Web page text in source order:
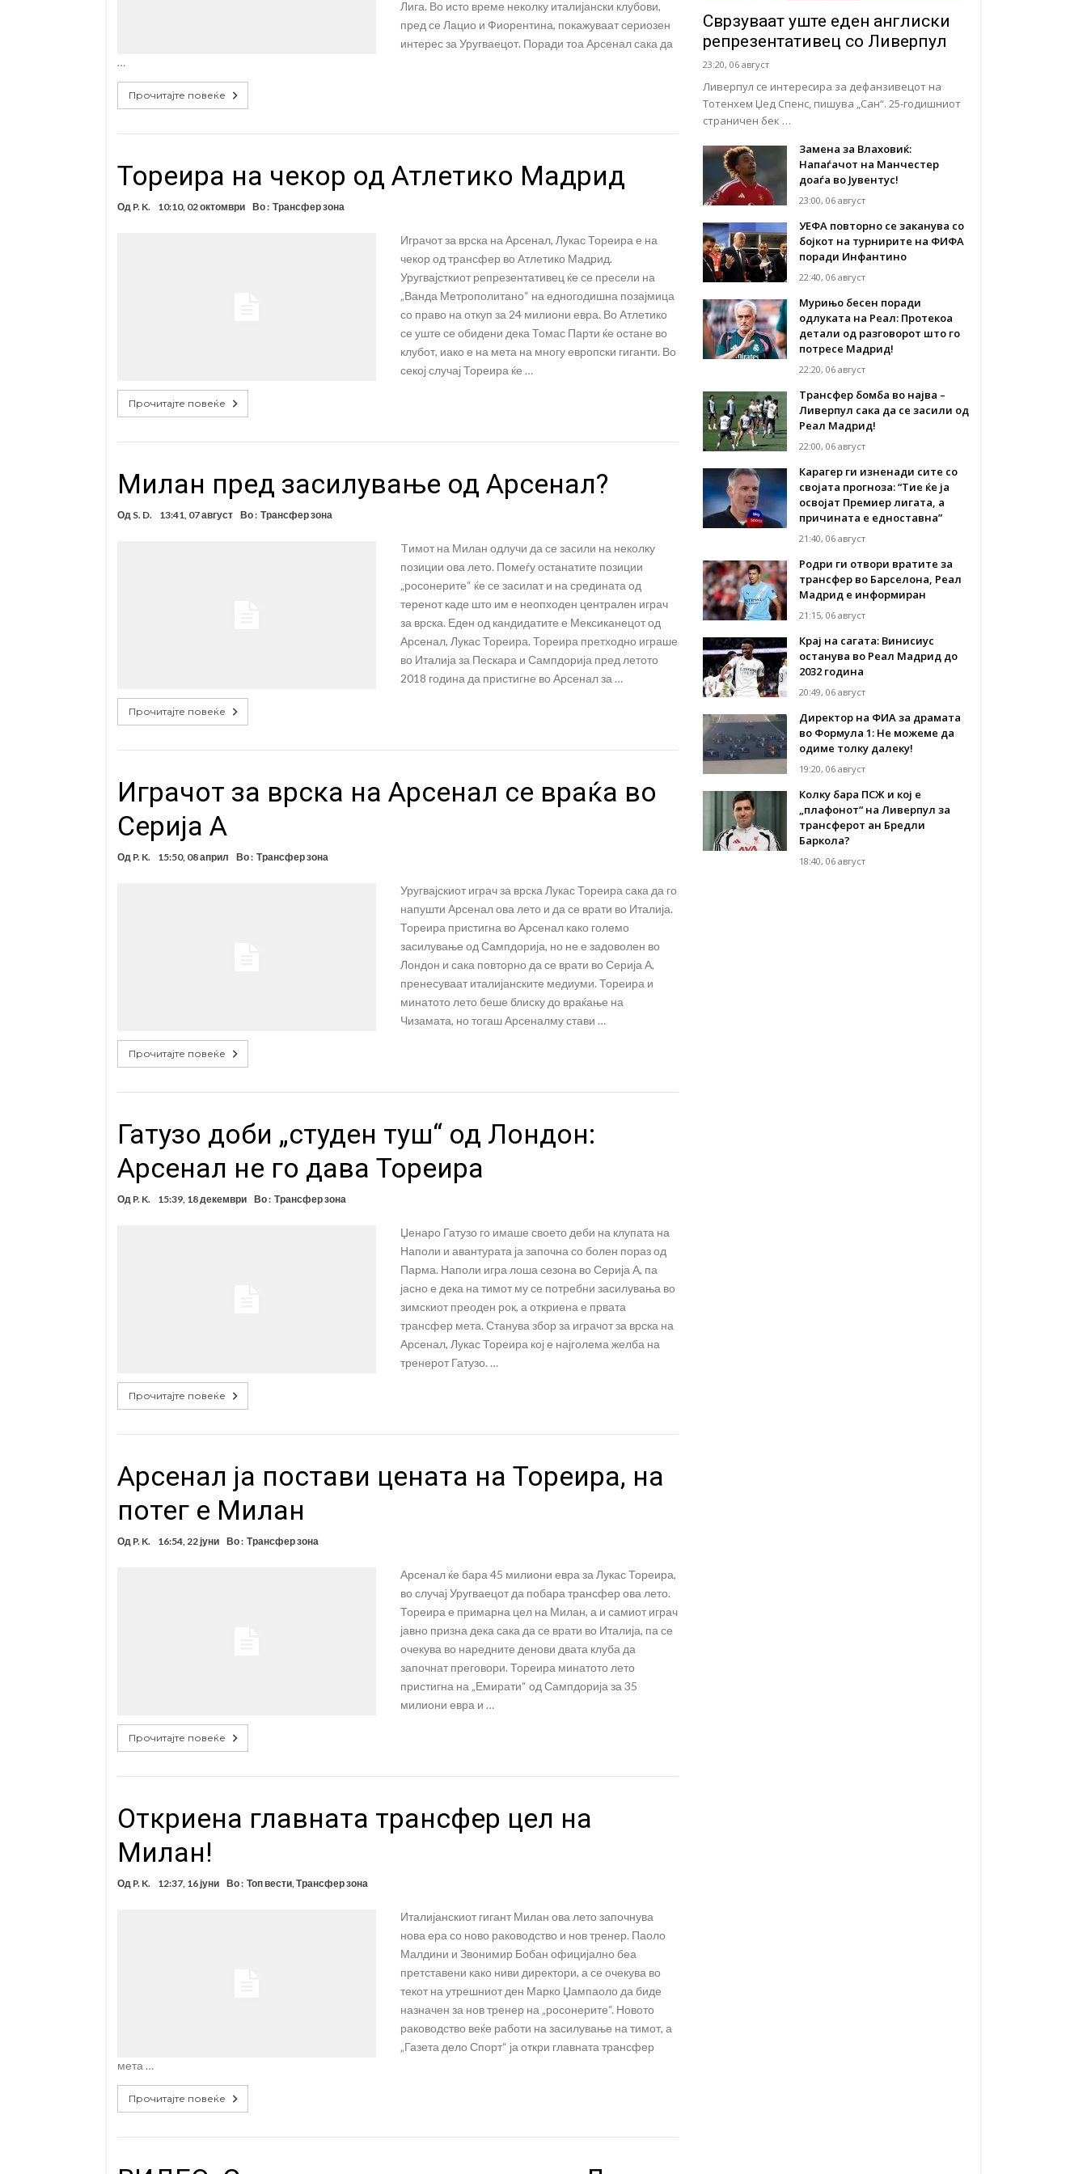
Лига. Во исто време неколку италијански клубови,
пред се Лацио и Фиорентина, покажуваат сериозен
интерес за Уругваецот. Поради тоа Арсенал сака да
…
Прочитајте повеќе
Тореира на чекор од Атлетико Мадрид
Од P. K. 10:10, 02 октомври Во : Трансфер зона
Играчот за врска на Арсенал, Лукас Тореира е на
чекор од трансфер во Атлетико Мадрид.
Уругвајсткиот репрезентативец ќе се пресели на
„Ванда Метрополитано“ на едногодишна позајмица
со право на откуп за 24 милиони евра. Во Атлетико
се уште се обидени дека Томас Парти ќе остане во
клубот, иако е на мета на многу европски гиганти. Во
секој случај Тореира ќе …
Прочитајте повеќе
Милан пред засилување од Арсенал?
Од S. D. 13:41, 07 август Во : Трансфер зона
Tимот на Милан одлучи да се засили на неколку
позиции ова лето. Помеѓу останатите позиции
„росонерите“ ќе се засилат и на средината од
теренот каде што им е неопходен централен играч
за врска. Еден од кандидатите е Мексиканецот од
Арсенал, Лукас Тореира. Тореира претходно играше
во Италија за Пескара и Сампдорија пред летото
2018 година да пристигне во Арсенал за …
Прочитајте повеќе
Играчот за врска на Арсенал се враќа во
Серија А
Од P. K. 15:50, 08 април Во : Трансфер зона
Уругвајскиот играч за врска Лукас Тореира сака да го
напушти Арсенал ова лето и да се врати во Италија.
Тореира пристигна во Арсенал како големо
засилување од Сампдорија, но не е задоволен во
Лондон и сака повторно да се врати во Серија А,
пренесуваат италијанските медиуми. Тореира и
минатото лето беше блиску до враќање на
Чизамата, но тогаш Арсеналму стави …
Прочитајте повеќе
Гатузо доби „студен туш“ од Лондон:
Арсенал не го дава Тореира
Од P. K. 15:39, 18 декември Во : Трансфер зона
Џенаро Гатузо го имаше своето деби на клупата на
Наполи и авантурата ја започна со болен пораз од
Парма. Наполи игра лоша сезона во Серија А, па
јасно е дека на тимот му се потребни засилувања во
зимскиот преоден рок, а откриена е првата
трансфер мета. Станува збор за играчот за врска на
Арсенал, Лукас Тореира кој е најголема желба на
тренерот Гатузо. …
Прочитајте повеќе
Арсенал ја постави цената на Тореира, на
потег е Милан
Од P. K. 16:54, 22 јуни Во : Трансфер зона
Арсенал ќе бара 45 милиони евра за Лукас Тореира,
во случај Уругваецот да побара трансфер ова лето.
Тореира е примарна цел на Милан, а и самиот играч
јавно призна дека сака да се врати во Италија, па се
очекува во наредните денови двата клуба да
започнат преговори. Тореира минатото лето
пристигна на „Емирати“ од Сампдорија за 35
милиони евра и …
Прочитајте повеќе
Откриена главната трансфер цел на
Милан!
Од P. K. 12:37, 16 јуни Во : Топ вести, Трансфер зона
Италијанскиот гигант Милан ова лето започнува
нова ера со ново раководство и нов тренер. Паоло
Малдини и Звонимир Бобан официјално беа
претставени како ниви директори, а се очекува во
текот на утрешниот ден Марко Џампаоло да биде
назначен за нов тренер на „росонерите“. Новото
раководство веќе работи на засилување на тимот, а
„Газета дело Спорт“ ја откри главната трансфер
мета …
Прочитајте повеќе
Сврзуваат уште еден англиски
репрезентативец со Ливерпул
23:20, 06 август
Ливерпул се интересира за дефанзивецот на
Тотенхем Џед Спенс, пишува „Сан“. 25-годишниот
страничен бек …
Замена за Влаховиќ:
Напаѓачот на Манчестер
доаѓа во Јувентус!
23:00, 06 август
УЕФА повторно се заканува со
бојкот на турнирите на ФИФА
поради Инфантино
22:40, 06 август
Мурињо бесен поради
одлуката на Реал: Протекоа
детали од разговорот што го
потресе Мадрид!
22:20, 06 август
Трансфер бомба во најва –
Ливерпул сака да се засили од
Реал Мадрид!
22:00, 06 август
Карагер ги изненади сите со
својата прогноза: “Тие ќе ја
освојат Премиер лигата, а
причината е едноставна”
21:40, 06 август
Родри ги отвори вратите за
трансфер во Барселона, Реал
Мадрид е информиран
21:15, 06 август
Крај на сагата: Винисиус
останува во Реал Мадрид до
2032 година
20:49, 06 август
Директор на ФИА за драмата
во Формула 1: Не можеме да
одиме толку далеку!
19:20, 06 август
Колку бара ПСЖ и кој е
„плафонот“ на Ливерпул за
трансферот ан Бредли
Баркола?
18:40, 06 август